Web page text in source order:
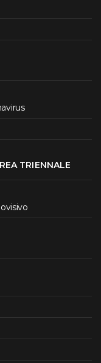
TRIENNALE